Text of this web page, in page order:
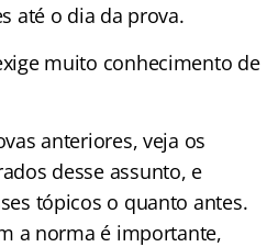
até o dia da prova.
muito conhecimento de
anteriores, veja os
desse assunto, e
tópicos o quanto antes.
a norma é importante,